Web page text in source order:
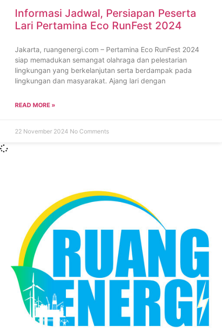
Informasi Jadwal, Persiapan Peserta
Lari Pertamina Eco RunFest 2024
Jakarta, ruangenergi.com – Pertamina Eco RunFest 2024
siap memadukan semangat olahraga dan pelestarian
lingkungan yang berkelanjutan serta berdampak pada
lingkungan dan masyarakat. Ajang lari dengan
READ MORE »
22 November 2024 No Comments